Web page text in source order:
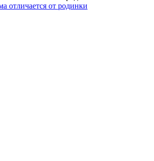
отличается от родинки